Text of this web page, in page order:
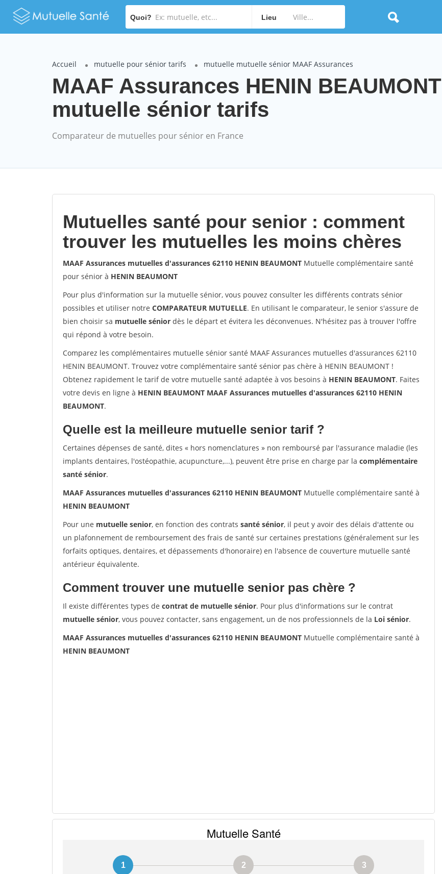
Quoi? Lieu
Accueil mutuelle pour sénior tarifs mutuelle mutuelle sénior MAAF Assurances
MAAF Assurances HENIN BEAUMONT
mutuelle sénior tarifs
Comparateur de mutuelles pour sénior en France
Mutuelles santé pour senior : comment
trouver les mutuelles les moins chères
MAAF Assurances mutuelles d'assurances 62110 HENIN BEAUMONT Mutuelle complémentaire santé
pour sénior à HENIN BEAUMONT
Pour plus d'information sur la mutuelle sénior, vous pouvez consulter les différents contrats sénior
possibles et utiliser notre COMPARATEUR MUTUELLE. En utilisant le comparateur, le senior s'assure de
bien choisir sa mutuelle sénior dès le départ et évitera les déconvenues. N'hésitez pas à trouver l'offre
qui répond à votre besoin.
Comparez les complémentaires mutuelle sénior santé MAAF Assurances mutuelles d'assurances 62110
HENIN BEAUMONT. Trouvez votre complémentaire santé sénior pas chère à HENIN BEAUMONT !
Obtenez rapidement le tarif de votre mutuelle santé adaptée à vos besoins à HENIN BEAUMONT. Faites
votre devis en ligne à HENIN BEAUMONT MAAF Assurances mutuelles d'assurances 62110 HENIN
BEAUMONT.
Quelle est la meilleure mutuelle senior tarif ?
Certaines dépenses de santé, dites « hors nomenclatures » non remboursé par l'assurance maladie (les
implants dentaires, l'ostéopathie, acupuncture,...), peuvent être prise en charge par la complémentaire
santé sénior.
MAAF Assurances mutuelles d'assurances 62110 HENIN BEAUMONT Mutuelle complémentaire santé à
HENIN BEAUMONT
Pour une mutuelle senior, en fonction des contrats santé sénior, il peut y avoir des délais d'attente ou
un plafonnement de remboursement des frais de santé sur certaines prestations (généralement sur les
forfaits optiques, dentaires, et dépassements d'honoraire) en l'absence de couverture mutuelle santé
antérieur équivalente.
Comment trouver une mutuelle senior pas chère ?
Il existe différentes types de contrat de mutuelle sénior. Pour plus d'informations sur le contrat
mutuelle sénior, vous pouvez contacter, sans engagement, un de nos professionnels de la Loi sénior.
MAAF Assurances mutuelles d'assurances 62110 HENIN BEAUMONT Mutuelle complémentaire santé à
HENIN BEAUMONT